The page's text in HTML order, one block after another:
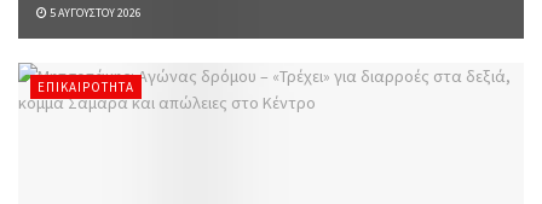
5 ΑΥΓΟΎΣΤΟΥ 2026
ΕΠΙΚΑΙΡΌΤΗΤΑ